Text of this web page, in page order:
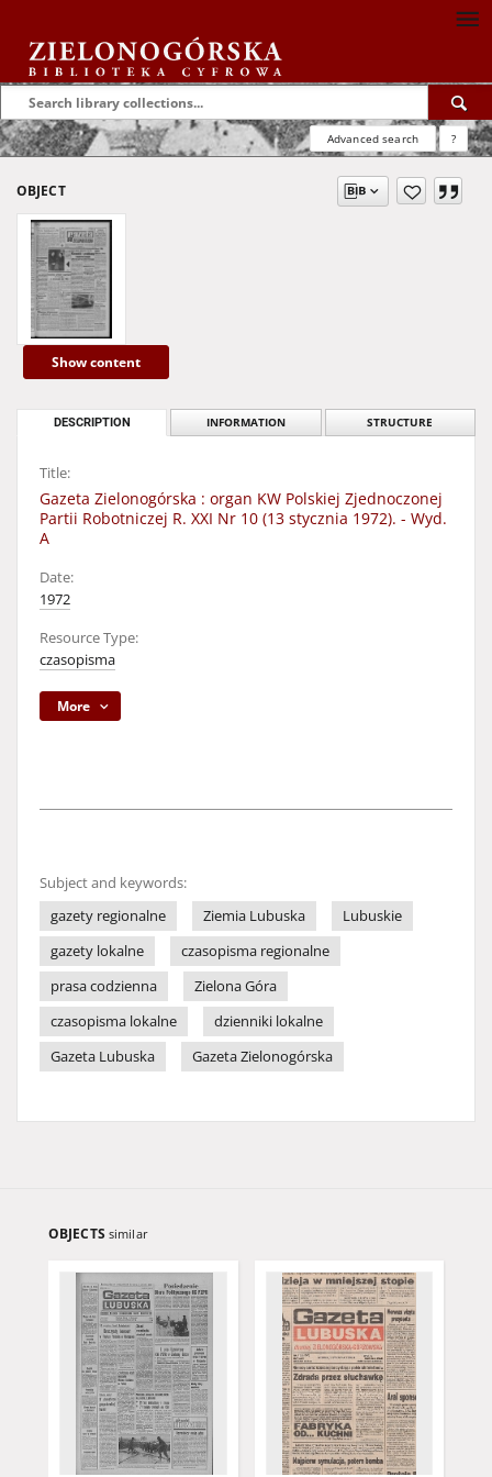
Advanced search ?
OBJECT
Show content
DESCRIPTION INFORMATION STRUCTURE
Title:
Gazeta Zielonogórska : organ KW Polskiej Zjednoczonej
Partii Robotniczej R. XXI Nr 10 (13 stycznia 1972). - Wyd.
A
Date:
1972
Resource Type:
czasopisma
More
Subject and keywords:
gazety regionalne
Ziemia Lubuska
Lubuskie
gazety lokalne
czasopisma regionalne
prasa codzienna
Zielona Góra
czasopisma lokalne
dzienniki lokalne
Gazeta Lubuska
Gazeta Zielonogórska
OBJECTS similar